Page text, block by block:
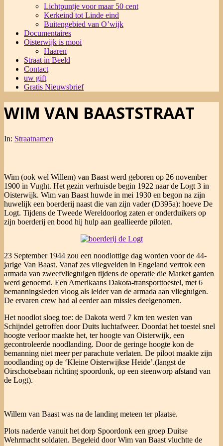
Lichtpuntje voor maar 50 cent
Kerkeind tot Linde eind
Buitengebied van O’wijk
Documentaires
Oisterwijk is mooi
Haaren
Straat in Beeld
Contact
uw gift
Gratis Nieuwsbrief
WIM VAN BAASTSTRAAT
In: Straatnamen
Wim (ook wel Willem) van Baast werd geboren op 26 november
1900 in Vught. Het gezin verhuisde begin 1922 naar de Logt 3 in
Oisterwijk. Wim van Baast huwde in mei 1930 en begon na zijn
huwelijk een boerderij naast die van zijn vader (D395a): hoeve De
Logt. Tijdens de Tweede Wereldoorlog zaten er onderduikers op
zijn boerderij en bood hij hulp aan geallieerde piloten.
23 September 1944 zou een noodlottige dag worden voor de 44-
jarige Van Baast. Vanaf zes vliegvelden in Engeland vertrok een
armada van zweefvliegtuigen tijdens de operatie die Market garden
werd genoemd. Een Amerikaans Dakota-transporttoestel, met 6
bemanningsleden vloog als leider van de armada aan vliegtuigen.
De ervaren crew had al eerder aan missies deelgenomen.
Het noodlot sloeg toe: de Dakota werd 7 km ten westen van
Schijndel getroffen door Duits luchtafweer. Doordat het toestel snel
hoogte verloor maakte het, ter hoogte van Oisterwijk, een
gecontroleerde noodlanding. Door de geringe hoogte kon de
bemanning niet meer per parachute verlaten. De piloot maakte zijn
noodlanding op de ‘Kleine Oisterwijkse Heide’.(langst de
Oirschotsebaan richting spoordonk, op een steenworp afstand van
de Logt).
Willem van Baast was na de landing meteen ter plaatse.
Plots naderde vanuit het dorp Spoordonk een groep Duitse
Wehrmacht soldaten. Begeleid door Wim van Baast vluchtte de